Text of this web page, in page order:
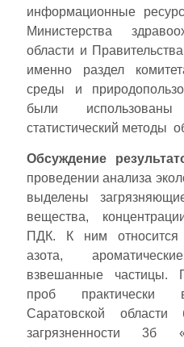
информационные
Министерства
области и
именно раздел
среды и
были
статистический методы
Обсуждение
проведении анализа
выделены
вещества,
ПДК. К ним относится
азота,
взвешанные частицы.
проб практически
Саратовской
загрязненности 3б